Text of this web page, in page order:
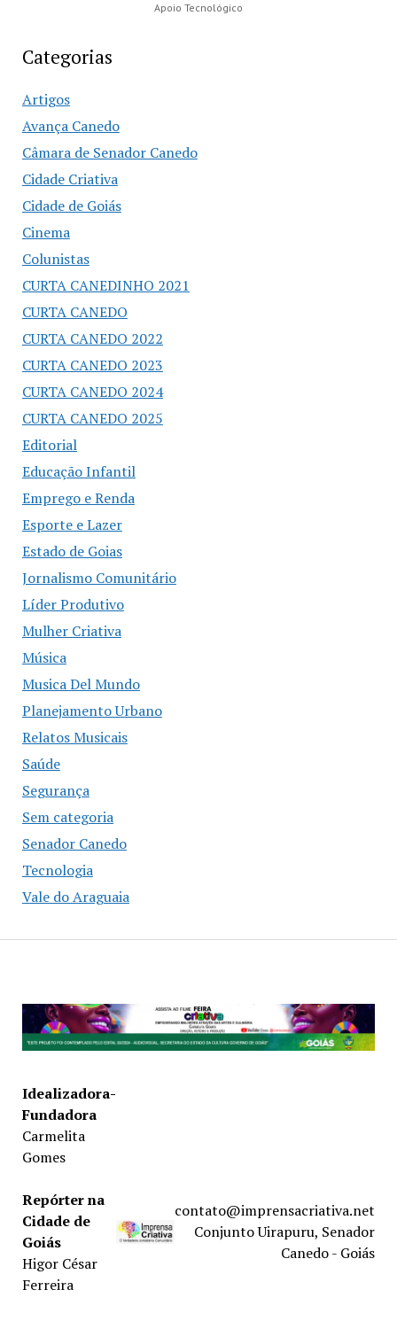
Apoio Tecnológico
Categorias
Artigos
Avança Canedo
Câmara de Senador Canedo
Cidade Criativa
Cidade de Goiás
Cinema
Colunistas
CURTA CANEDINHO 2021
CURTA CANEDO
CURTA CANEDO 2022
CURTA CANEDO 2023
CURTA CANEDO 2024
CURTA CANEDO 2025
Editorial
Educação Infantil
Emprego e Renda
Esporte e Lazer
Estado de Goias
Jornalismo Comunitário
Líder Produtivo
Mulher Criativa
Música
Musica Del Mundo
Planejamento Urbano
Relatos Musicais
Saúde
Segurança
Sem categoria
Senador Canedo
Tecnologia
Vale do Araguaia
Idealizadora-
Fundadora
Carmelita
Gomes
Repórter na
Cidade de
Goiás
Higor César
Ferreira
contato@imprensacriativa.net
Conjunto Uirapuru, Senador
Canedo - Goiás